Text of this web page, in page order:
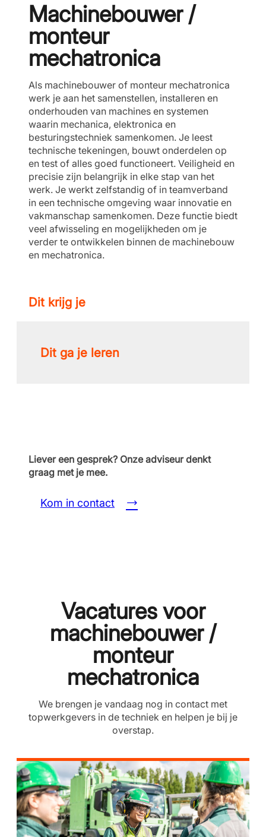
Machinebouwer /
monteur
mechatronica
Als machinebouwer of monteur mechatronica
werk je aan het samenstellen, installeren en
onderhouden van machines en systemen
waarin mechanica, elektronica en
besturingstechniek samenkomen. Je leest
technische tekeningen, bouwt onderdelen op
en test of alles goed functioneert. Veiligheid en
precisie zijn belangrijk in elke stap van het
werk. Je werkt zelfstandig of in teamverband
in een technische omgeving waar innovatie en
vakmanschap samenkomen. Deze functie biedt
veel afwisseling en mogelijkheden om je
verder te ontwikkelen binnen de machinebouw
en mechatronica.
Dit krijg je
Dit ga je leren
Liever een gesprek? Onze adviseur denkt
graag met je mee.
Kom in contact
Vacatures voor
machinebouwer /
monteur
mechatronica
We brengen je vandaag nog in contact met
topwerkgevers in de techniek en helpen je bij je
overstap.